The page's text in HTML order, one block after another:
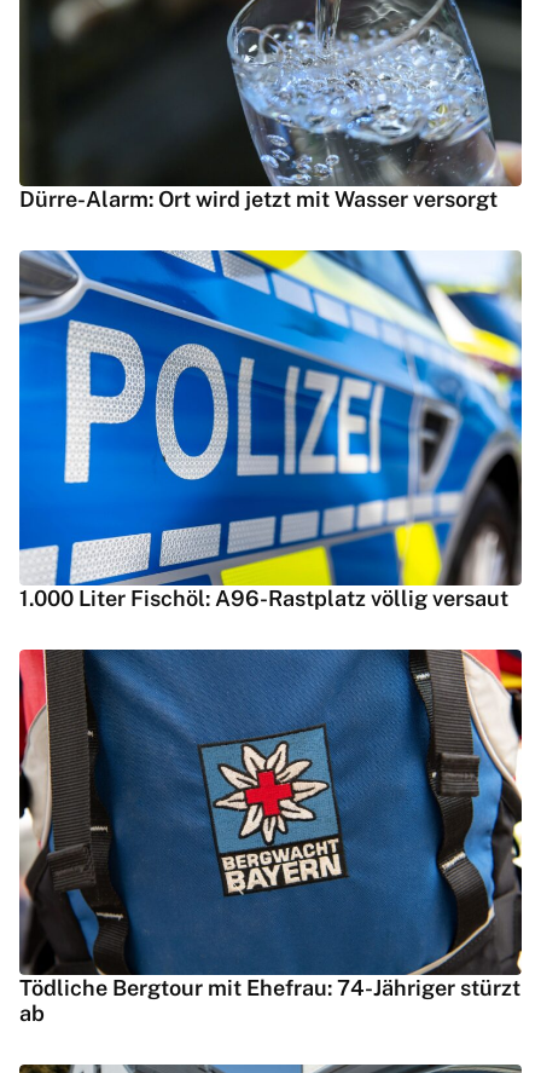
Dürre-Alarm: Ort wird jetzt mit Wasser versorgt
1.000 Liter Fischöl: A96-Rastplatz völlig versaut
Tödliche Bergtour mit Ehefrau: 74-Jähriger stürzt
ab